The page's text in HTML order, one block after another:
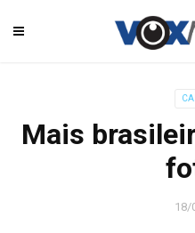
Mais
18/